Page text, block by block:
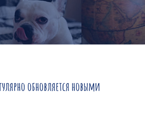
обновляется новыми